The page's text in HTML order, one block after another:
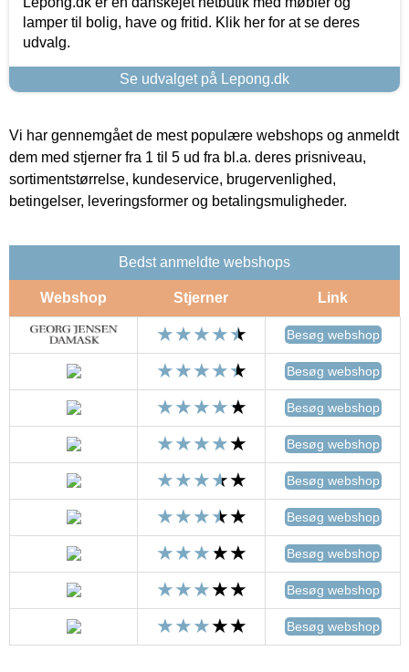
lamper til bolig, have og fritid. Klik her for at se deres
udvalg.
Se udvalget på Lepong.dk
Vi har gennemgået de mest populære webshops og anmeldt
dem med stjerner fra 1 til 5 ud fra bl.a. deres prisniveau,
sortimentstørrelse, kundeservice, brugervenlighed,
betingelser, leveringsformer og betalingsmuligheder.
Bedst anmeldte webshops
Webshop Stjerner Link
Besøg webshop
Besøg webshop
Besøg webshop
Besøg webshop
Besøg webshop
Besøg webshop
Besøg webshop
Besøg webshop
Besøg webshop